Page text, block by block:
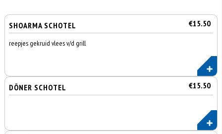
SHOARMA SCHOTEL €15.50
reepjes gekruid vlees v/d grill
DÖNER SCHOTEL €15.50